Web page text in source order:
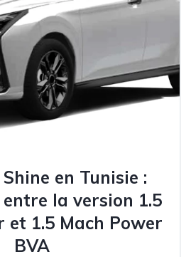
en Tunisie :
la version 1.5
et 1.5 Mach Power
BVA